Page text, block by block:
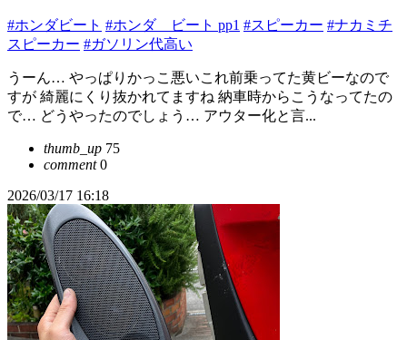
#ホンダビート #ホンダ ビート pp1 #スピーカー #ナカミチ
スピーカー #ガソリン代高い
うーん… やっぱりかっこ悪いこれ前乗ってた黄ビーなので
すが 綺麗にくり抜かれてますね 納車時からこうなってたの
で… どうやったのでしょう… アウター化と言...
thumb_up 75
comment0
2026/03/17 16:18